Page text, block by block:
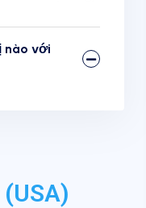
nào với